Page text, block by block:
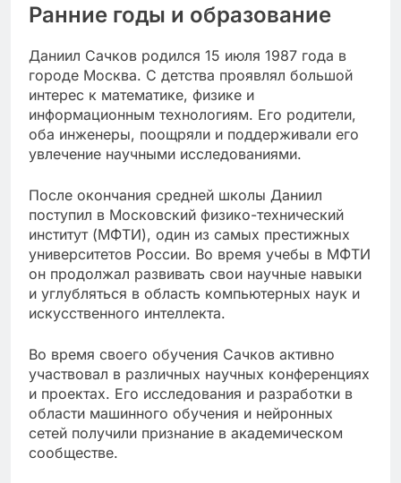
Ранние годы и образование
Даниил Сачков родился 15 июля 1987 года в
городе Москва. С детства проявлял большой
интерес к математике, физике и
информационным технологиям. Его родители,
оба инженеры, поощряли и поддерживали его
увлечение научными исследованиями.
После окончания средней школы Даниил
поступил в Московский физико-технический
институт (МФТИ), один из самых престижных
университетов России. Во время учебы в МФТИ
он продолжал развивать свои научные навыки
и углубляться в область компьютерных наук и
искусственного интеллекта.
Во время своего обучения Сачков активно
участвовал в различных научных конференциях
и проектах. Его исследования и разработки в
области машинного обучения и нейронных
сетей получили признание в академическом
сообществе.